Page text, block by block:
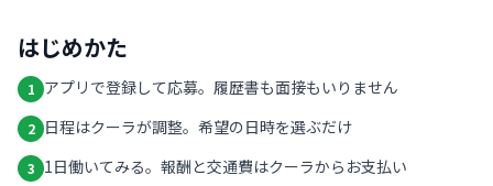
はじめかた
1 アプリで登録して応募。履歴書も面接もいりません
2 日程はクーラが調整。希望の日時を選ぶだけ
3 1日働いてみる。報酬と交通費はクーラからお支払い